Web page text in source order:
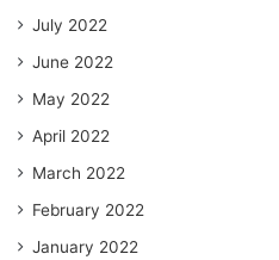
July 2022
June 2022
May 2022
April 2022
March 2022
February 2022
January 2022